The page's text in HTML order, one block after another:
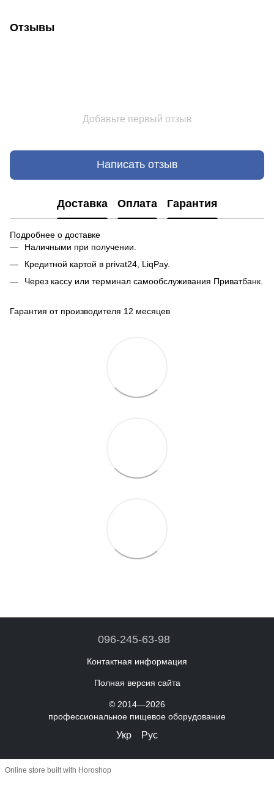
Отзывы
Добавьте первый отзыв
Написать отзыв
Доставка Оплата Гарантия
Подробнее о доставке
Наличными при получении.
Кредитной картой в privat24, LiqPay.
Через кассу или терминал самообслуживания Приватбанк.
Гарантия от производителя 12 месяцев
096-245-63-98
Контактная информация
Полная версия сайта
© 2014—2026
профессиональное пищевое оборудование
Укр Рус
Online store built with Horoshop